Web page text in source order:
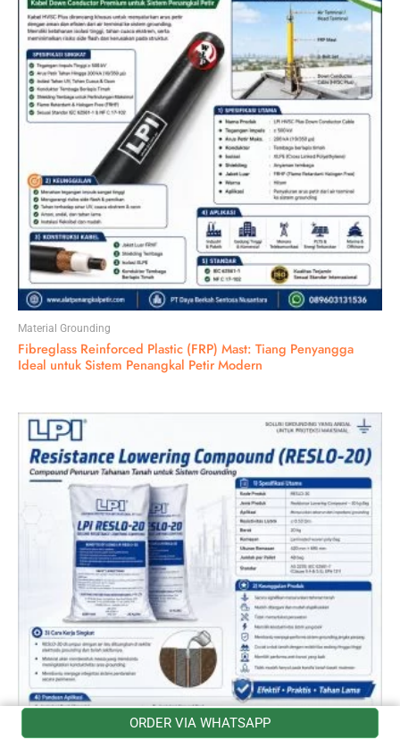
Material Grounding
Fibreglass Reinforced Plastic (FRP) Mast: Tiang Penyangga
Ideal untuk Sistem Penangkal Petir Modern
ORDER VIA WHATSAPP